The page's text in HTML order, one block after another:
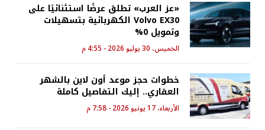
«عز العرب» تطلق عرضًا استثنائيًا على
Volvo EX30 الكهربائية بتسهيلات
وتمويل 0%
الخميس، 30 يوليو 2026 - 4:55 م
خطوات حجز موعد أون لاين بالشهر
العقاري.. إليك التفاصيل كاملة
الأربعاء، 17 يونيو 2026 - 7:58 م